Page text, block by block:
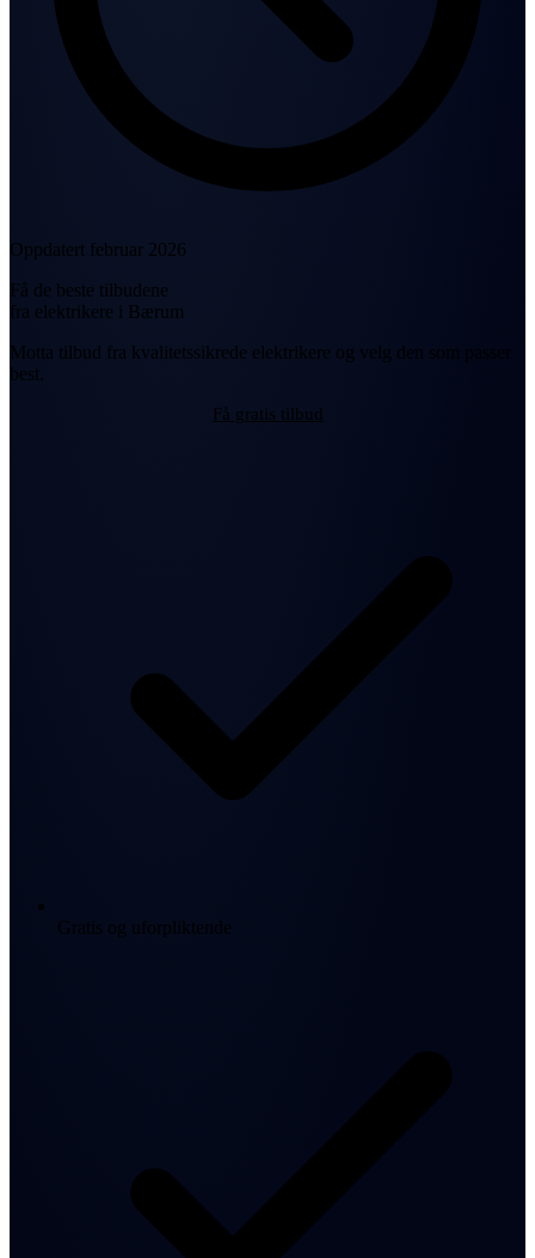
Oppdatert februar 2026
Få de beste tilbudene
fra elektrikere i Bærum
Motta tilbud fra kvalitetssikrede elektrikere og velg den som passer
best.
Få gratis tilbud
Gratis og uforpliktende